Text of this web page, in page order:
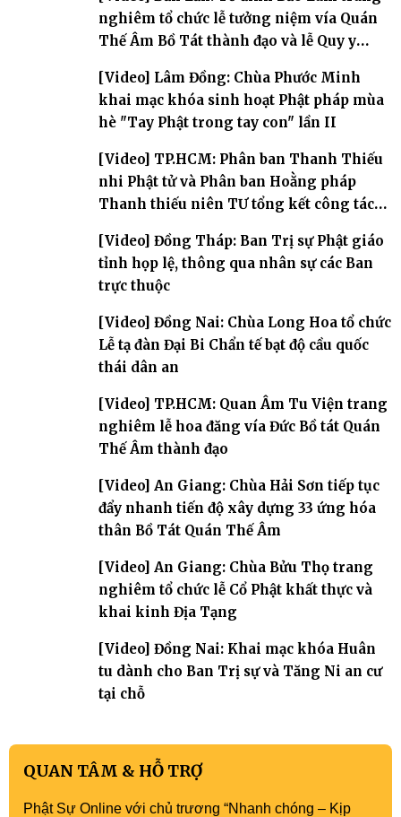
nghiêm tổ chức lễ tưởng niệm vía Quán
Thế Âm Bồ Tát thành đạo và lễ Quy y
[Video] Lâm Đồng: Chùa Phước Minh
khai mạc khóa sinh hoạt Phật pháp mùa
hè "Tay Phật trong tay con" lần II
[Video] TP.HCM: Phân ban Thanh Thiếu
nhi Phật tử và Phân ban Hoằng pháp
Thanh thiếu niên TƯ tổng kết công tác
[Video] Đồng Tháp: Ban Trị sự Phật giáo
tỉnh họp lệ, thông qua nhân sự các Ban
trực thuộc
[Video] Đồng Nai: Chùa Long Hoa tổ chức
Lễ tạ đàn Đại Bi Chẩn tế bạt độ cầu quốc
thái dân an
[Video] TP.HCM: Quan Âm Tu Viện trang
nghiêm lễ hoa đăng vía Đức Bồ tát Quán
Thế Âm thành đạo
[Video] An Giang: Chùa Hải Sơn tiếp tục
đẩy nhanh tiến độ xây dựng 33 ứng hóa
thân Bồ Tát Quán Thế Âm
[Video] An Giang: Chùa Bửu Thọ trang
nghiêm tổ chức lễ Cổ Phật khất thực và
khai kinh Địa Tạng
[Video] Đồng Nai: Khai mạc khóa Huân
tu dành cho Ban Trị sự và Tăng Ni an cư
tại chỗ
QUAN TÂM & HỖ TRỢ
Phật Sự Online với chủ trương “Nhanh chóng – Kịp